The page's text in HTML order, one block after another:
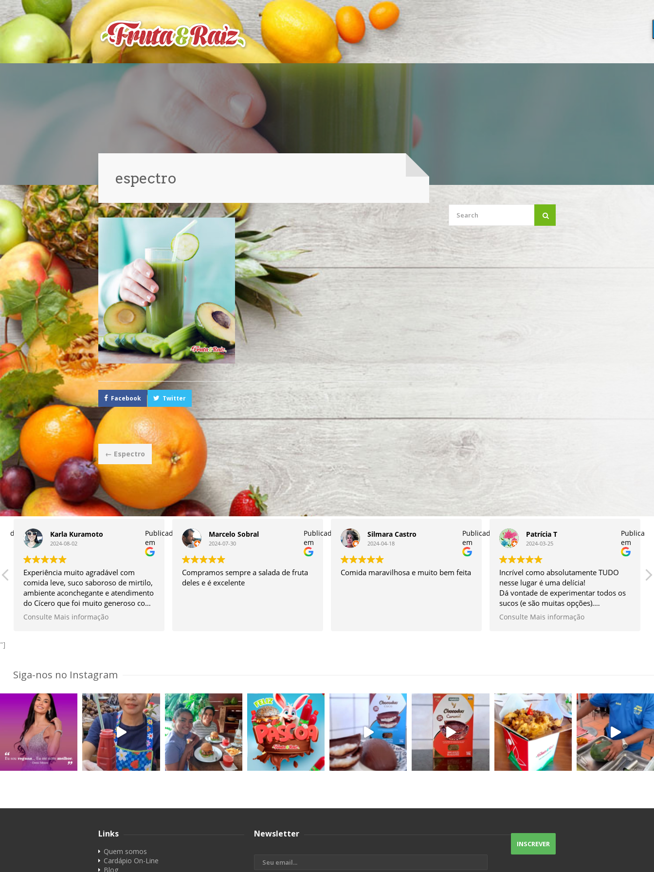
espectro
Facebook Twitter
Post
navigation
← Espectro
Publicado
em
Karla Kuramoto
2024-08-02
Experiência muito agradável com
comida leve, suco saboroso de mirtilo,
ambiente aconchegante e atendimento
do Cícero que foi muito generoso com
os itens do seu quintal e simpático
Consulte Mais informação
Publicado
em
Marcelo Sobral
2024-07-30
Compramos sempre a salada de fruta
deles e é excelente
Publicado
em
Silmara Castro
2024-04-18
Comida maravilhosa e muito bem feita
Publicado
em
Patrícia T
2024-03-25
Incrível como absolutamente TUDO
nesse lugar é uma delícia!
Dá vontade de experimentar todos os
sucos (e são muitas opções).
O sanduíche é enorme e ao mesmo
tempo super leve, vc come e fica
particularmente não consigo escolher
uma preferida porque todas são
excelentes.
O destaque vai pros nachos, um
Doritos gostoso (sem sabor de
indústria), e pro atendimento de
excelência.
Consulte Mais informação
"]
Siga-nos no Instagram
Links
Quem somos
Cardápio On-Line
Blog
Newsletter